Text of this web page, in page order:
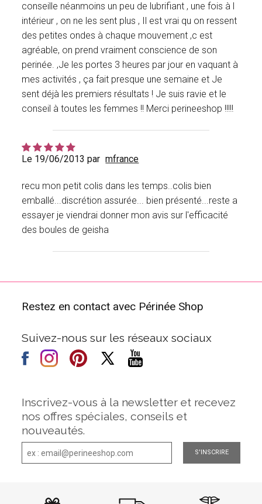
conseille néanmoins un peu de lubrifiant , une fois à l
intérieur , on ne les sent plus , Il est vrai qu on ressent
des petites ondes à chaque mouvement ,c est
agréable, on prend vraiment conscience de son
perinée. ,Je les portes 3 heures par jour en vaquant à
mes activités , ça fait presque une semaine et Je
sent déjà les premiers résultats ! Je suis ravie et le
conseil à toutes les femmes !! Merci perineeshop !!!!!
Le 19/06/2013 par mfrance
recu mon petit colis dans les temps..colis bien
emballé...discrétion assurée... bien présenté...reste a
essayer je viendrai donner mon avis sur l'efficacité
des boules de geisha
Restez en contact avec Périnée Shop
Suivez-nous sur les réseaux sociaux
Inscrivez-vous à la newsletter et recevez
nos offres spéciales, conseils et
nouveautés.
S'INSCRIRE